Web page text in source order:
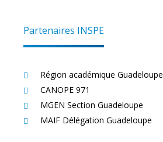
Partenaires INSPE
Région académique Guadeloupe
CANOPE 971
MGEN Section Guadeloupe
MAIF Délégation Guadeloupe